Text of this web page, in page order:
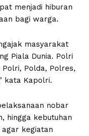
menjadi hiburan
bagi warga.
masyarakat
Piala Dunia. Polri
Polda, Polres,
kata Kapolri.
nobar
hingga kebutuhan
kegiatan